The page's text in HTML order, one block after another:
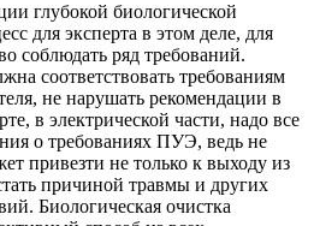
глубокой биологической
для эксперта в этом деле, для
соблюдать ряд требований.
соответствовать требованиям
не нарушать рекомендации в
в электрической части, надо все
о требованиях ПУЭ, ведь не
привезти не только к выходу из
причиной травмы и других
Биологическая очистка